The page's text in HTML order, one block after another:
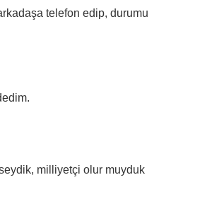
telefon edip, durumu
milliyetçi olur muyduk